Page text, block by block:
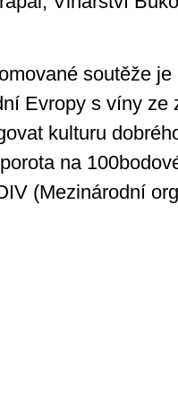
soutěže
Evropy s víny ze
kulturu
na
(Mezinárodní